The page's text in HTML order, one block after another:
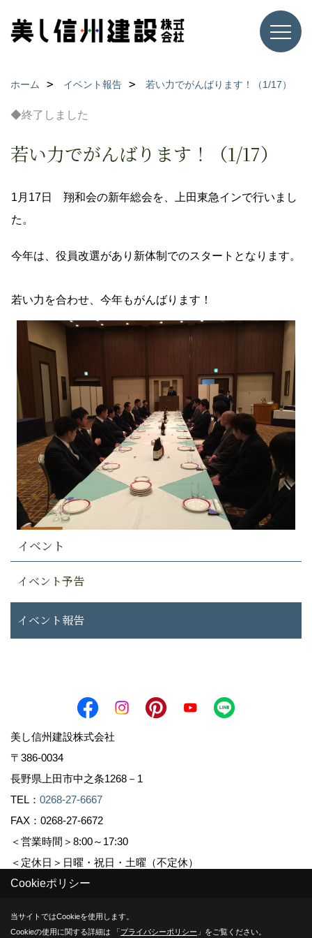
ホーム イベント報告 若い力でがんばります！（1/17）
◆終了しました
若い力でがんばります！（1/17）
1月17日 翔和会の新年総会を、上田東急インで行いまし
た。
今年は、役員改選があり新体制でのスタートとなります。
若い力を合わせ、今年もがんばります！
イベント
イベント予告
イベント報告
美し信州建設株式会社
〒386-0034
長野県上田市中之条1268－1
TEL： 0268-27-6667
FAX：0268-27-6672
＜営業時間＞8:00～17:30
＜定休日＞日曜・祝日・土曜（不定休）
Copyright (c) Sinshuu. All Rights Reserved.
Produced byゴデスクリエイト
Cookieポリシー
当サイトではCookieを使用します。
Cookieの使用に関する詳細は 「プライバシーポリシー 」をご覧ください。